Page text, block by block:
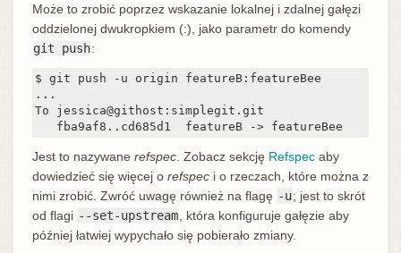
Może to zrobić poprzez wskazanie lokalnej i zdalnej gałęzi
oddzielonej dwukropkiem (:), jako parametr do komendy
git push:
$ git push -u origin featureB:featureBee
...
To jessica@githost:simplegit.git
   fba9af8..cd685d1  featureB -> featureBee
Jest to nazywane refspec. Zobacz sekcję Refspecaby
dowiedzieć się więcej o refspeci o rzeczach, które można z
nimi zrobić. Zwróć uwagę również na flagę -u; jest to skrót
od flagi --set-upstream , która konfiguruje gałęzie aby
później łatwiej wypychało się pobierało zmiany.